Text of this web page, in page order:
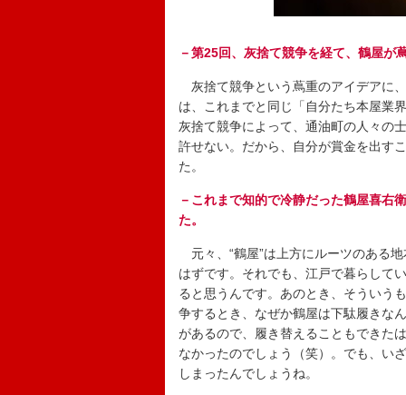
－第25回、灰捨て競争を経て、鶴屋が
灰捨て競争という蔦重のアイデアに
は、これまでと同じ「自分たち本屋業
灰捨て競争によって、通油町の人々の
許せない。だから、自分が賞金を出す
た。
－これまで知的で冷静だった鶴屋喜右
た。
元々、“鶴屋”は上方にルーツのある
はずです。それでも、江戸で暮らして
ると思うんです。あのとき、そういう
争するとき、なぜか鶴屋は下駄履きな
があるので、履き替えることもできた
なかったのでしょう（笑）。でも、い
しまったんでしょうね。